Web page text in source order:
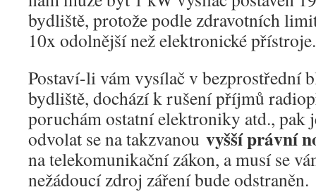
bydliště, protože podle zdravotních
10x odolnější než elektronické přístroje.
Postaví-li vám vysílač v bezprostřední
bydliště, dochází k rušení příjmů
poruchám ostatní elektroniky atd., pak
odvolat se na takzvanou vyšší právní
na telekomunikační zákon, a musí se
nežádoucí zdroj záření bude odstraněn.